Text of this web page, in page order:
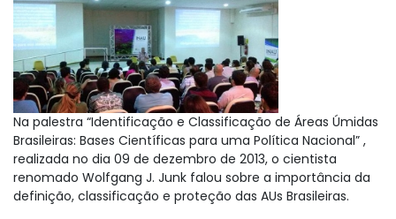
Na palestra “Identificação e Classificação de Áreas Úmidas
Brasileiras: Bases Científicas para uma Política Nacional” ,
realizada no dia 09 de dezembro de 2013, o cientista
renomado Wolfgang J. Junk falou sobre a importância da
definição, classificação e proteção das AUs Brasileiras.